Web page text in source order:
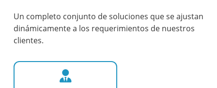
Un completo conjunto de soluciones que se ajustan
dinámicamente a los requerimientos de nuestros
clientes.